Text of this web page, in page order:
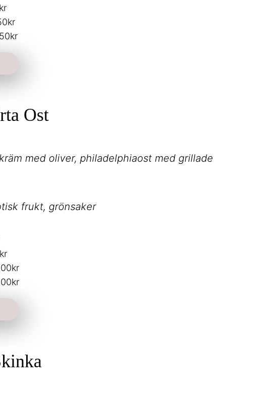
Ost
med oliver, philadelphiaost med grillade
frukt, grönsaker